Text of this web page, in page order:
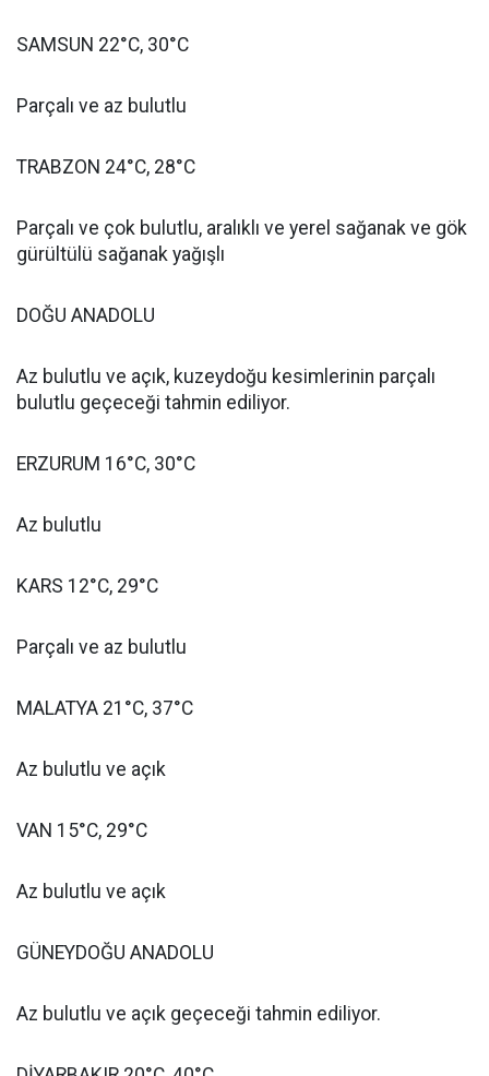
SAMSUN 22°C, 30°C
Parçalı ve az bulutlu
TRABZON 24°C, 28°C
Parçalı ve çok bulutlu, aralıklı ve yerel sağanak ve gök
gürültülü sağanak yağışlı
DOĞU ANADOLU
Az bulutlu ve açık, kuzeydoğu kesimlerinin parçalı
bulutlu geçeceği tahmin ediliyor.
ERZURUM 16°C, 30°C
Az bulutlu
KARS 12°C, 29°C
Parçalı ve az bulutlu
MALATYA 21°C, 37°C
Az bulutlu ve açık
VAN 15°C, 29°C
Az bulutlu ve açık
GÜNEYDOĞU ANADOLU
Az bulutlu ve açık geçeceği tahmin ediliyor.